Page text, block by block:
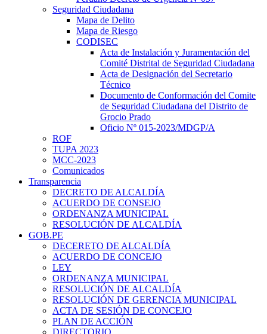
Seguridad Ciudadana
Mapa de Delito
Mapa de Riesgo
CODISEC
Acta de Instalación y Juramentación del
Comité Distrital de Seguridad Ciudadana
Acta de Designación del Secretario
Técnico
Documento de Conformación del Comite
de Seguridad Ciudadana del Distrito de
Grocio Prado
Oficio Nº 015-2023/MDGP/A
ROF
TUPA 2023
MCC-2023
Comunicados
Transparencia
DECRETO DE ALCALDÍA
ACUERDO DE CONSEJO
ORDENANZA MUNICIPAL
RESOLUCIÓN DE ALCALDÍA
GOB.PE
DECERETO DE ALCALDÍA
ACUERDO DE CONCEJO
LEY
ORDENANZA MUNICIPAL
RESOLUCIÓN DE ALCALDÍA
RESOLUCIÓN DE GERENCIA MUNICIPAL
ACTA DE SESIÓN DE CONCEJO
PLAN DE ACCIÓN
DIRECTORIO